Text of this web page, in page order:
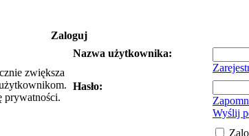
Zaloguj
zwiększa
prywatności.
Nazwa użytkownika:
Hasło:
Wyślij